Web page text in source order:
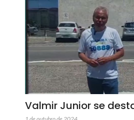
Valmir Junior se